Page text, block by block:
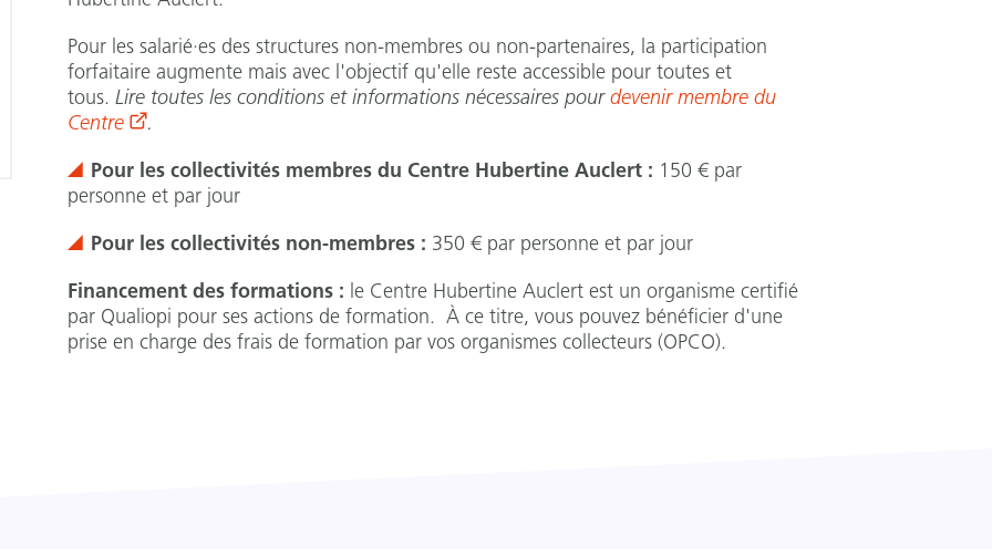
Pour les salarié·es des structures non-membres ou non-partenaires, la participation
forfaitaire augmente mais avec l'objectif qu'elle reste accessible pour toutes et
tous. Lire toutes les conditions et informations nécessaires pour devenir membre du
Centre
.
Pour les collectivités membres du Centre Hubertine Auclert : 150 € par
personne et par jour
Pour les collectivités non-membres : 350 € par personne et par jour
Financement des formations : le Centre Hubertine Auclert est un organisme certifié
par Qualiopi pour ses actions de formation. À ce titre, vous pouvez bénéficier d'une
prise en charge des frais de formation par vos organismes collecteurs (OPCO).